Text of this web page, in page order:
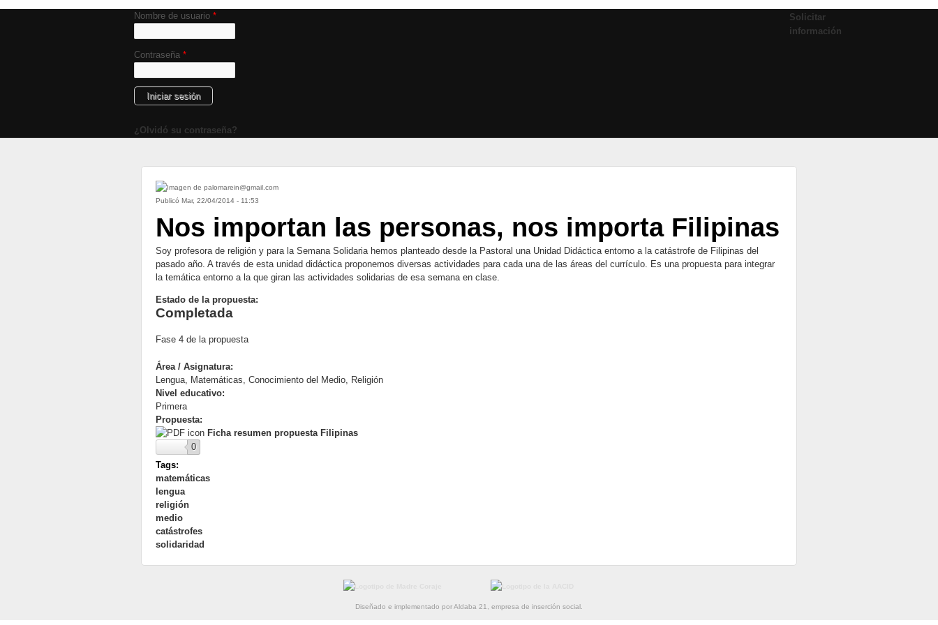
Solicitar
información
Nombre de usuario *
Contraseña *
¿Olvidó su contraseña?
Publicó Mar, 22/04/2014 - 11:53
Nos importan las personas, nos importa Filipinas
Soy profesora de religión y para la Semana Solidaria hemos planteado desde la Pastoral una Unidad Didáctica entorno a la catástrofe de Filipinas del
pasado año. A través de esta unidad didáctica proponemos diversas actividades para cada una de las áreas del currículo. Es una propuesta para integrar
la temática entorno a la que giran las actividades solidarias de esa semana en clase.
Estado de la propuesta:
Completada
Fase 4 de la propuesta
Área / Asignatura:
Lengua, Matemáticas, Conocimiento del Medio, Religión
Nivel educativo:
Primera
Propuesta:
Ficha resumen propuesta Filipinas
0
Tags:
matemáticas
lengua
religión
medio
catástrofes
solidaridad
Diseñado e implementado por Aldaba 21, empresa de inserción social.